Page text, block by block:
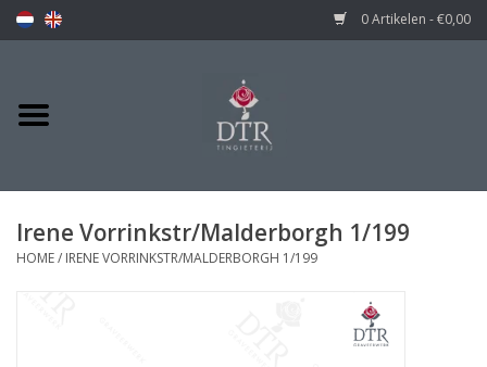
0 Artikelen - €0,00
Irene Vorrinkstr/Malderborgh 1/199
HOME/ IRENE VORRINKSTR/MALDERBORGH 1/199